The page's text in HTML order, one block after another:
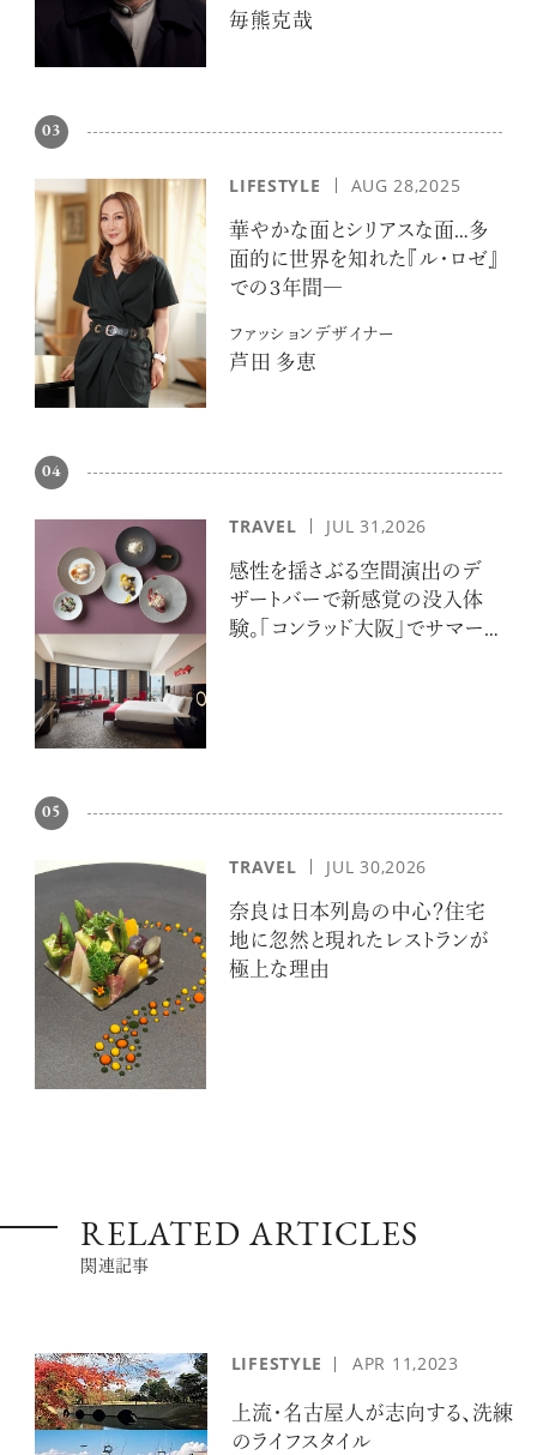
毎熊克哉
03
LIFESTYLE AUG 28,2025
華やかな面とシリアスな面…多
面的に世界を知れた『ル・ロゼ』
での３年間―
ファッションデザイナー
芦田 多恵
04
TRAVEL JUL 31,2026
感性を揺さぶる空間演出のデ
ザートバーで新感覚の没入体
験。「コンラッド大阪」でサマー
05
TRAVEL JUL 30,2026
奈良は日本列島の中心？住宅
地に忽然と現れたレストランが
極上な理由
RELATED ARTICLES
関連記事
LIFESTYLE APR 11,2023
上流・名古屋人が志向する、洗練
のライフスタイル